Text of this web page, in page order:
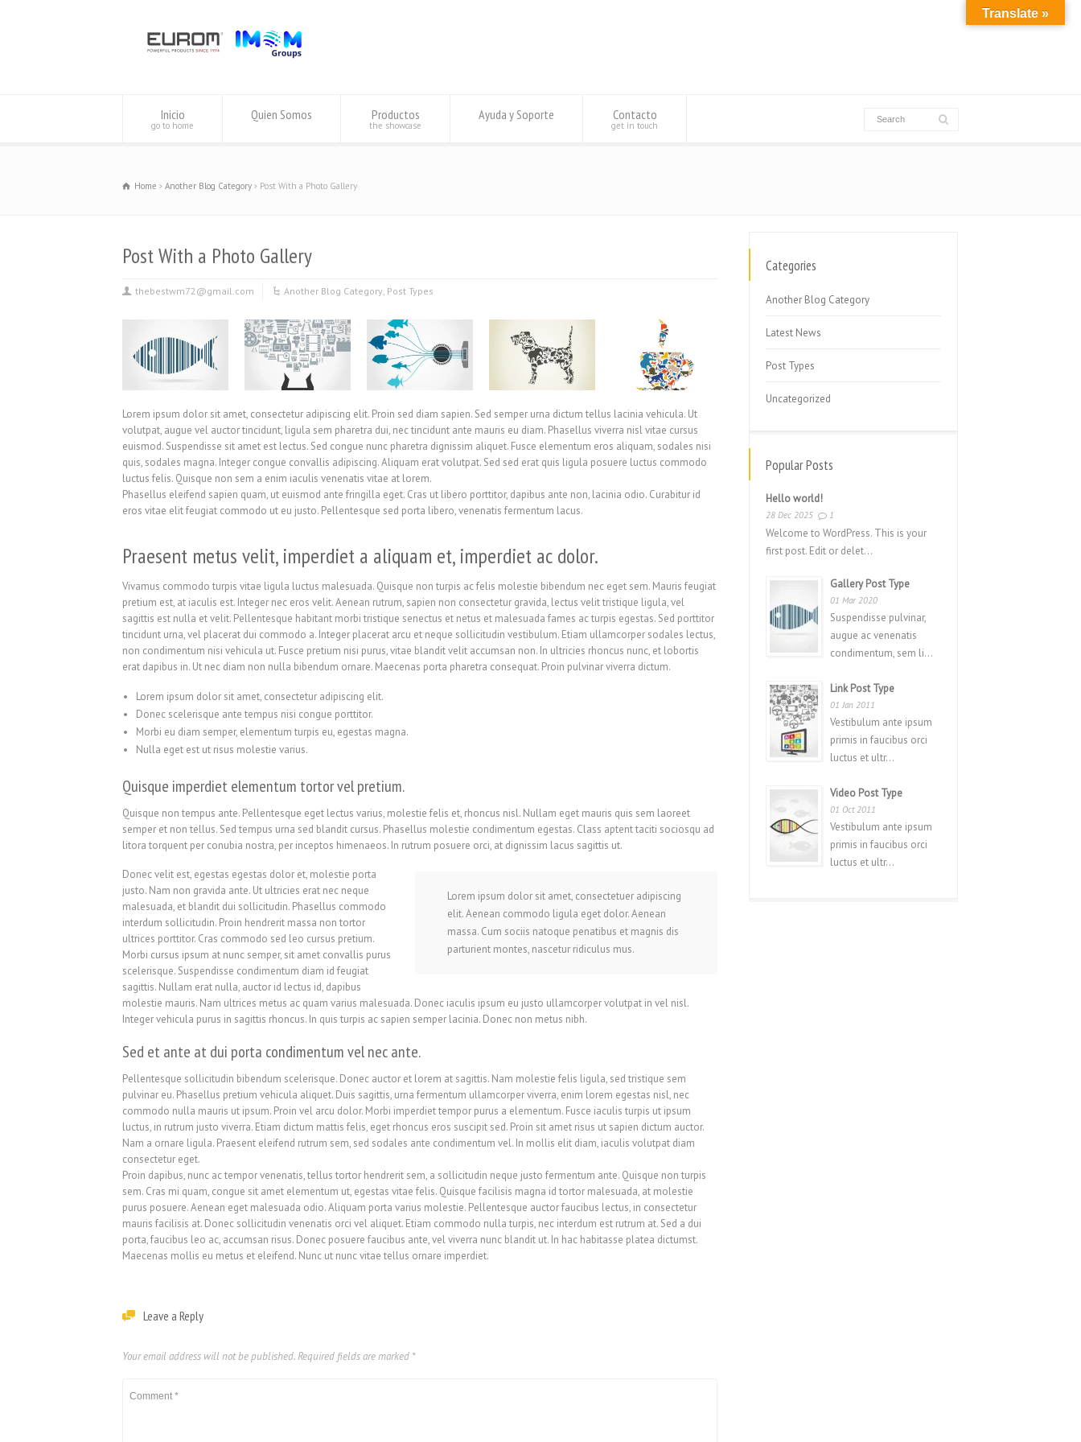
Inicio
go to home
Quien Somos Productos
the showcase
Ayuda y Soporte Contacto
get in touch
Home Another Blog Category Post With a Photo Gallery
Post With a Photo Gallery
thebestwm72@gmail.com Another Blog Category, Post Types
Lorem ipsum dolor sit amet, consectetur adipiscing elit. Proin sed diam sapien. Sed semper urna dictum tellus lacinia vehicula. Ut
volutpat, augue vel auctor tincidunt, ligula sem pharetra dui, nec tincidunt ante mauris eu diam. Phasellus viverra nisl vitae cursus
euismod. Suspendisse sit amet est lectus. Sed congue nunc pharetra dignissim aliquet. Fusce elementum eros aliquam, sodales nisi
quis, sodales magna. Integer congue convallis adipiscing. Aliquam erat volutpat. Sed sed erat quis ligula posuere luctus commodo
luctus felis. Quisque non sem a enim iaculis venenatis vitae at lorem.
Phasellus eleifend sapien quam, ut euismod ante fringilla eget. Cras ut libero porttitor, dapibus ante non, lacinia odio. Curabitur id
eros vitae elit feugiat commodo ut eu justo. Pellentesque sed porta libero, venenatis fermentum lacus.
Praesent metus velit, imperdiet a aliquam et, imperdiet ac dolor.
Vivamus commodo turpis vitae ligula luctus malesuada. Quisque non turpis ac felis molestie bibendum nec eget sem. Mauris feugiat
pretium est, at iaculis est. Integer nec eros velit. Aenean rutrum, sapien non consectetur gravida, lectus velit tristique ligula, vel
sagittis est nulla et velit. Pellentesque habitant morbi tristique senectus et netus et malesuada fames ac turpis egestas. Sed porttitor
tincidunt urna, vel placerat dui commodo a. Integer placerat arcu et neque sollicitudin vestibulum. Etiam ullamcorper sodales lectus,
non condimentum nisi vehicula ut. Fusce pretium nisi purus, vitae blandit velit accumsan non. In ultricies rhoncus nunc, et lobortis
erat dapibus in. Ut nec diam non nulla bibendum ornare. Maecenas porta pharetra consequat. Proin pulvinar viverra dictum.
Lorem ipsum dolor sit amet, consectetur adipiscing elit.
Donec scelerisque ante tempus nisi congue porttitor.
Morbi eu diam semper, elementum turpis eu, egestas magna.
Nulla eget est ut risus molestie varius.
Quisque imperdiet elementum tortor vel pretium.
Quisque non tempus ante. Pellentesque eget lectus varius, molestie felis et, rhoncus nisl. Nullam eget mauris quis sem laoreet
semper et non tellus. Sed tempus urna sed blandit cursus. Phasellus molestie condimentum egestas. Class aptent taciti sociosqu ad
litora torquent per conubia nostra, per inceptos himenaeos. In rutrum posuere orci, at dignissim lacus sagittis ut.
Lorem ipsum dolor sit amet, consectetuer adipiscing
elit. Aenean commodo ligula eget dolor. Aenean
massa. Cum sociis natoque penatibus et magnis dis
parturient montes, nascetur ridiculus mus.
Donec velit est, egestas egestas dolor et, molestie porta
justo. Nam non gravida ante. Ut ultricies erat nec neque
malesuada, et blandit dui sollicitudin. Phasellus commodo
interdum sollicitudin. Proin hendrerit massa non tortor
ultrices porttitor. Cras commodo sed leo cursus pretium.
Morbi cursus ipsum at nunc semper, sit amet convallis purus
scelerisque. Suspendisse condimentum diam id feugiat
sagittis. Nullam erat nulla, auctor id lectus id, dapibus
molestie mauris. Nam ultrices metus ac quam varius malesuada. Donec iaculis ipsum eu justo ullamcorper volutpat in vel nisl.
Integer vehicula purus in sagittis rhoncus. In quis turpis ac sapien semper lacinia. Donec non metus nibh.
Sed et ante at dui porta condimentum vel nec ante.
Pellentesque sollicitudin bibendum scelerisque. Donec auctor et lorem at sagittis. Nam molestie felis ligula, sed tristique sem
pulvinar eu. Phasellus pretium vehicula aliquet. Duis sagittis, urna fermentum ullamcorper viverra, enim lorem egestas nisl, nec
commodo nulla mauris ut ipsum. Proin vel arcu dolor. Morbi imperdiet tempor purus a elementum. Fusce iaculis turpis ut ipsum
luctus, in rutrum justo viverra. Etiam dictum mattis felis, eget rhoncus eros suscipit sed. Proin sit amet risus ut sapien dictum auctor.
Nam a ornare ligula. Praesent eleifend rutrum sem, sed sodales ante condimentum vel. In mollis elit diam, iaculis volutpat diam
consectetur eget.
Proin dapibus, nunc ac tempor venenatis, tellus tortor hendrerit sem, a sollicitudin neque justo fermentum ante. Quisque non turpis
sem. Cras mi quam, congue sit amet elementum ut, egestas vitae felis. Quisque facilisis magna id tortor malesuada, at molestie
purus posuere. Aenean eget malesuada odio. Aliquam porta varius molestie. Pellentesque auctor faucibus lectus, in consectetur
mauris facilisis at. Donec sollicitudin venenatis orci vel aliquet. Etiam commodo nulla turpis, nec interdum est rutrum at. Sed a dui
porta, faucibus leo ac, accumsan risus. Donec posuere faucibus ante, vel viverra nunc blandit ut. In hac habitasse platea dictumst.
Maecenas mollis eu metus et eleifend. Nunc ut nunc vitae tellus ornare imperdiet.
Leave a Reply
Your email address will not be published.Required fields are marked *
Categories
Another Blog Category
Latest News
Post Types
Uncategorized
Popular Posts
Hello world!
28 Dec 2025 1
Welcome to WordPress. This is your
first post. Edit or delet...
Gallery Post Type
01 Mar 2020
Suspendisse pulvinar,
augue ac venenatis
condimentum, sem li...
Link Post Type
01 Jan 2011
Vestibulum ante ipsum
primis in faucibus orci
luctus et ultr...
Video Post Type
01 Oct 2011
Vestibulum ante ipsum
primis in faucibus orci
luctus et ultr...
Translate »